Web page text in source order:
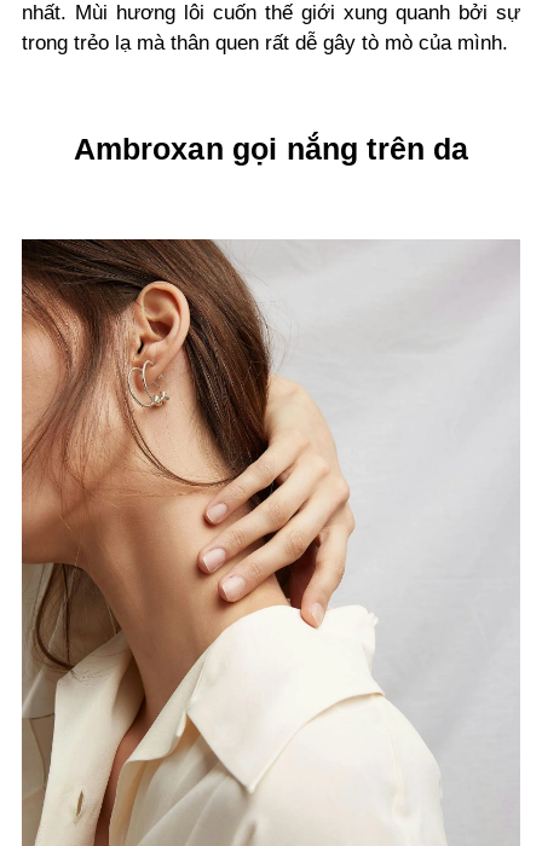
nhất. Mùi hương lôi cuốn thế giới xung quanh bởi sự
trong trẻo lạ mà thân quen rất dễ gây tò mò của mình.
Ambroxan gọi nắng trên da